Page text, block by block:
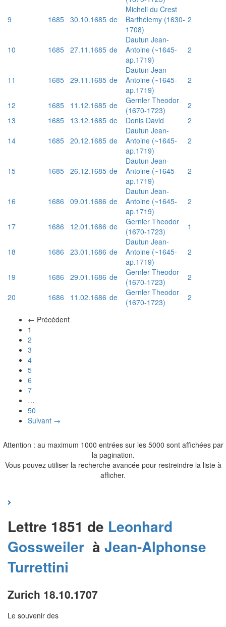
9 1685 30.10.1685 de
Micheli du Crest
Barthélemy (1630-
1708)
2
10 1685 27.11.1685 de
Dautun Jean-
Antoine (~1645-
ap.1719)
2
11 1685 29.11.1685 de
Dautun Jean-
Antoine (~1645-
ap.1719)
2
12 1685 11.12.1685 de
Gernler Theodor
(1670-1723)
2
13
1685 13.12.1685 de Donis David
2
14
1685 20.12.1685 de
Dautun Jean-
Antoine (~1645-
ap.1719)
2
15 1685 26.12.1685 de
Dautun Jean-
Antoine (~1645-
ap.1719)
2
16 1686 09.01.1686 de
Dautun Jean-
Antoine (~1645-
ap.1719)
2
17 1686 12.01.1686 de
Gernler Theodor
(1670-1723)
1
18 1686 23.01.1686 de
Dautun Jean-
Antoine (~1645-
ap.1719)
2
19 1686 29.01.1686 de
Gernler Theodor
(1670-1723)
2
20
1686 11.02.1686 de
Gernler Theodor
(1670-1723)
2
← Précédent
1
2
3
4
5
6
7
…
50
Suivant →
Attention : au maximum 1000 entrées sur les 5000 sont affichées par
la pagination.
Vous pouvez utiliser la recherche avancée pour restreindre la liste à
afficher.
Lettre 1851 de Leonhard
Gossweiler à Jean-Alphonse
Turrettini
Zurich 18.10.1707
Le souvenir des